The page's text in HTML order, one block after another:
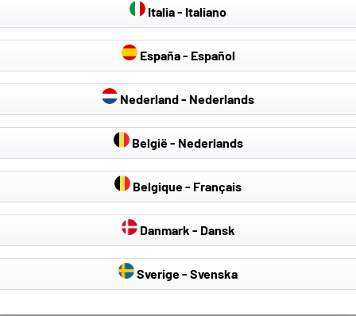
Procedura di ricerca dell'articolo
corrispondente alla mia auto molto
semplice. Ordine evaso in tempo.
Articolo di buona fattura
acquisto telo Auto Servizio clienti
inesistente
Prima
simulatore di taglie
sito, inserendo
modello, il tipo e la
Italia - Italiano
España - Español
Nederland - Nederlands
België - Nederlands
Belgique - Français
Danmark - Dansk
Sverige - Svenska